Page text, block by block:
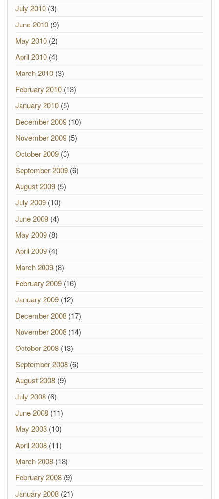
July 2010 (3)
June 2010 (9)
May 2010 (2)
April 2010 (4)
March 2010 (3)
February 2010 (13)
January 2010 (5)
December 2009 (10)
November 2009 (5)
October 2009 (3)
September 2009 (6)
August 2009 (5)
July 2009 (10)
June 2009 (4)
May 2009 (8)
April 2009 (4)
March 2009 (8)
February 2009 (16)
January 2009 (12)
December 2008 (17)
November 2008 (14)
October 2008 (13)
September 2008 (6)
August 2008 (9)
July 2008 (6)
June 2008 (11)
May 2008 (10)
April 2008 (11)
March 2008 (18)
February 2008 (9)
January 2008 (21)